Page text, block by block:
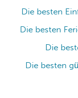
Die besten
Die besten
Die
Die besten